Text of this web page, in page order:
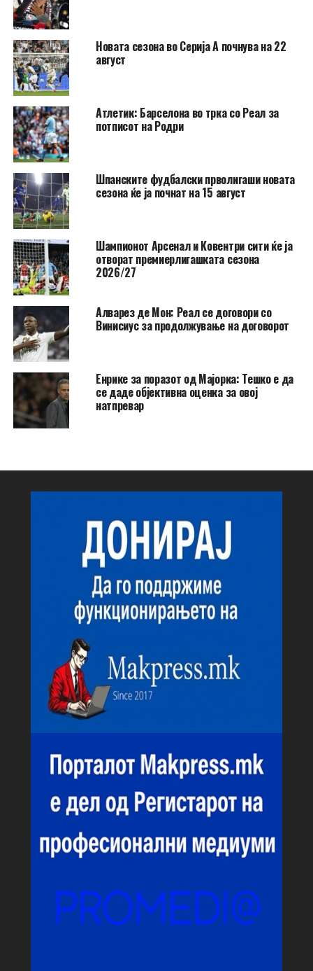
Новата сезона во Серија А почнува на 22
август
Атлетик: Барселона во трка со Реал за
потписот на Родри
Шпанските фудбалски прволигаши новата
сезона ќе ја почнат на 15 август
Шампионот Арсенал и Ковентри сити ќе ја
отворат премиерлигашката сезона
2026/27
Алварез де Мон: Реал се договори со
Винисиус за продолжување на договорот
Енрике за поразот од Мајорка: Тешко е да
се даде објективна оценка за овој
натпревар